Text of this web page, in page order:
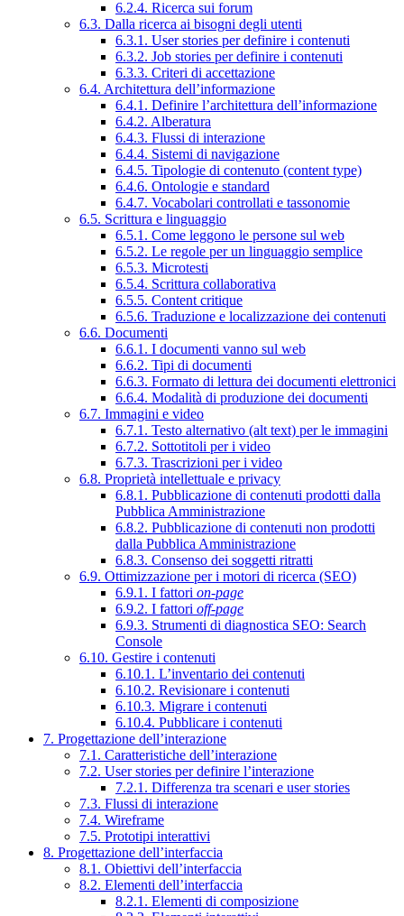
6.2.4. Ricerca sui forum
6.3. Dalla ricerca ai bisogni degli utenti
6.3.1. User stories per definire i contenuti
6.3.2. Job stories per definire i contenuti
6.3.3. Criteri di accettazione
6.4. Architettura dell’informazione
6.4.1. Definire l’architettura dell’informazione
6.4.2. Alberatura
6.4.3. Flussi di interazione
6.4.4. Sistemi di navigazione
6.4.5. Tipologie di contenuto (content type)
6.4.6. Ontologie e standard
6.4.7. Vocabolari controllati e tassonomie
6.5. Scrittura e linguaggio
6.5.1. Come leggono le persone sul web
6.5.2. Le regole per un linguaggio semplice
6.5.3. Microtesti
6.5.4. Scrittura collaborativa
6.5.5. Content critique
6.5.6. Traduzione e localizzazione dei contenuti
6.6. Documenti
6.6.1. I documenti vanno sul web
6.6.2. Tipi di documenti
6.6.3. Formato di lettura dei documenti elettronici
6.6.4. Modalità di produzione dei documenti
6.7. Immagini e video
6.7.1. Testo alternativo (alt text) per le immagini
6.7.2. Sottotitoli per i video
6.7.3. Trascrizioni per i video
6.8. Proprietà intellettuale e privacy
6.8.1. Pubblicazione di contenuti prodotti dalla
Pubblica Amministrazione
6.8.2. Pubblicazione di contenuti non prodotti
dalla Pubblica Amministrazione
6.8.3. Consenso dei soggetti ritratti
6.9. Ottimizzazione per i motori di ricerca (SEO)
6.9.1. I fattori on-page
6.9.2. I fattori off-page
6.9.3. Strumenti di diagnostica SEO: Search
Console
6.10. Gestire i contenuti
6.10.1. L’inventario dei contenuti
6.10.2. Revisionare i contenuti
6.10.3. Migrare i contenuti
6.10.4. Pubblicare i contenuti
7. Progettazione dell’interazione
7.1. Caratteristiche dell’interazione
7.2. User stories per definire l’interazione
7.2.1. Differenza tra scenari e user stories
7.3. Flussi di interazione
7.4. Wireframe
7.5. Prototipi interattivi
8. Progettazione dell’interfaccia
8.1. Obiettivi dell’interfaccia
8.2. Elementi dell’interfaccia
8.2.1. Elementi di composizione